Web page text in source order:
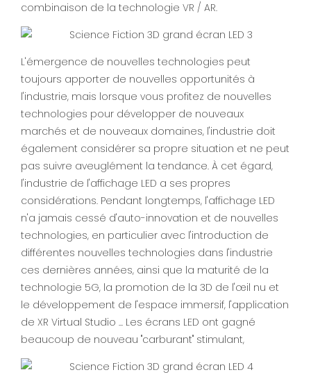
combinaison de la technologie VR / AR.
L'émergence de nouvelles technologies peut
toujours apporter de nouvelles opportunités à
l'industrie, mais lorsque vous profitez de nouvelles
technologies pour développer de nouveaux
marchés et de nouveaux domaines, l'industrie doit
également considérer sa propre situation et ne peut
pas suivre aveuglément la tendance. À cet égard,
l'industrie de l'affichage LED a ses propres
considérations. Pendant longtemps, l'affichage LED
n'a jamais cessé d'auto-innovation et de nouvelles
technologies, en particulier avec l'introduction de
différentes nouvelles technologies dans l'industrie
ces dernières années, ainsi que la maturité de la
technologie 5G, la promotion de la 3D de l'œil nu et
le développement de l'espace immersif, l'application
de XR Virtual Studio ... Les écrans LED ont gagné
beaucoup de nouveau "carburant" stimulant,